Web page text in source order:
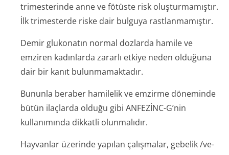
trimesterinde anne ve fötüste risk oluşturmamıştır.
İlk trimesterde riske dair bulguya rastlanmamıştır.
Demir glukonatın normal dozlarda hamile ve
emziren kadınlarda zararlı etkiye neden olduğuna
dair bir kanıt bulunmamaktadır.
Bununla beraber hamilelik ve emzirme döneminde
bütün ilaçlarda olduğu gibi ANFEZİNC-G’nin
kullanımında dikkatli olunmalıdır.
Hayvanlar üzerinde yapılan çalışmalar, gebelik /ve-